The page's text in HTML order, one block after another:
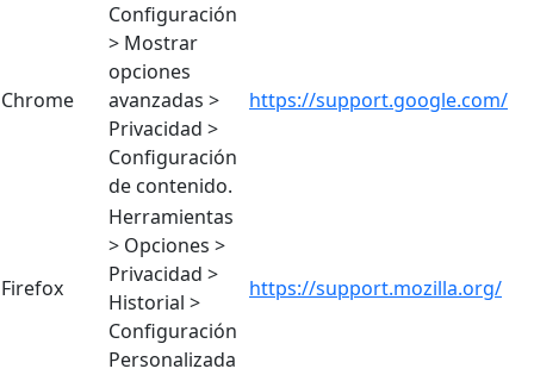
Chrome
Configuración
> Mostrar
opciones
avanzadas >
Privacidad >
Configuración
de contenido.
https://support.google.com/
Firefox
Herramientas
> Opciones >
Privacidad >
Historial >
Configuración
Personalizada
https://support.mozilla.org/